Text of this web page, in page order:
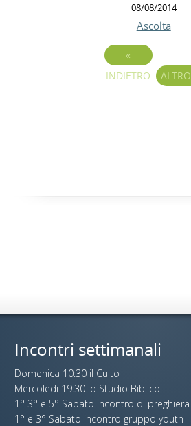
08/08/2014
Ascolta
«
INDIETRO
ALTRO
Incontri settimanali
Domenica 10:30 il Culto
Mercoledi 19:30 lo Studio Biblico
1° 3° e 5° Sabato incontro di preghiera
1° e 3° Sabato incontro gruppo youth